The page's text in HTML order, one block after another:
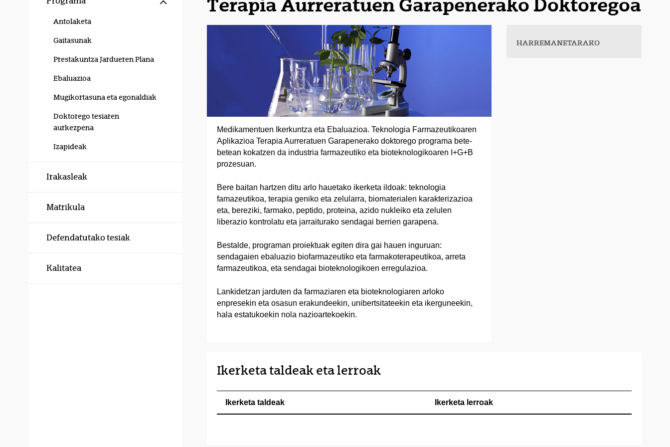
Antolaketa
Gaitasunak
Prestakuntza Jardueren Plana
Ebaluazioa
Mugikortasuna eta egonaldiak
Doktorego tesiaren
aurkezpena
Izapideak
Irakasleak
Matrikula
Defendatutako tesiak
Kalitatea
Terapia Aurreratuen Garapenerako Doktoregoa
Medikamentuen Ikerkuntza eta Ebaluazioa. Teknologia Farmazeutikoaren
Aplikazioa Terapia Aurreratuen Garapenerako doktorego programa bete-
betean kokatzen da industria farmazeutiko eta bioteknologikoaren I+G+B
prozesuan.
Bere baitan hartzen ditu arlo hauetako ikerketa ildoak: teknologia
famazeutikoa, terapia geniko eta zelularra, biomaterialen karakterizazioa
eta, bereziki, farmako, peptido, proteina, azido nukleiko eta zelulen
liberazio kontrolatu eta jarraiturako sendagai berrien garapena.
Bestalde, programan proiektuak egiten dira gai hauen inguruan:
sendagaien ebaluazio biofarmazeutiko eta farmakoterapeutikoa, arreta
farmazeutikoa, eta sendagai bioteknologikoen erregulazioa.
Lankidetzan jarduten da farmaziaren eta bioteknologiaren arloko
enpresekin eta osasun erakundeekin, unibertsitateekin eta ikerguneekin,
hala estatukoekin nola nazioartekoekin.
HARREMANETARAKO
Ikerketa taldeak eta lerroak
Ikerketa taldeak Ikerketa lerroak